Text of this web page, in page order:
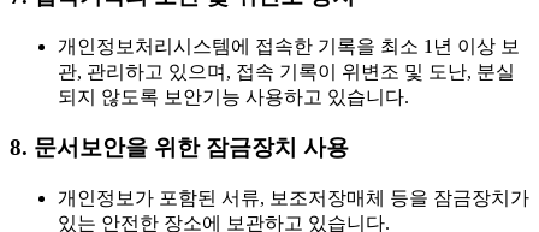
개인정보처리시스템에 접속한 기록을 최소 1년 이상 보
관, 관리하고 있으며, 접속 기록이 위변조 및 도난, 분실
되지 않도록 보안기능 사용하고 있습니다.
8. 문서보안을 위한 잠금장치 사용
개인정보가 포함된 서류, 보조저장매체 등을 잠금장치가
있는 안전한 장소에 보관하고 있습니다.